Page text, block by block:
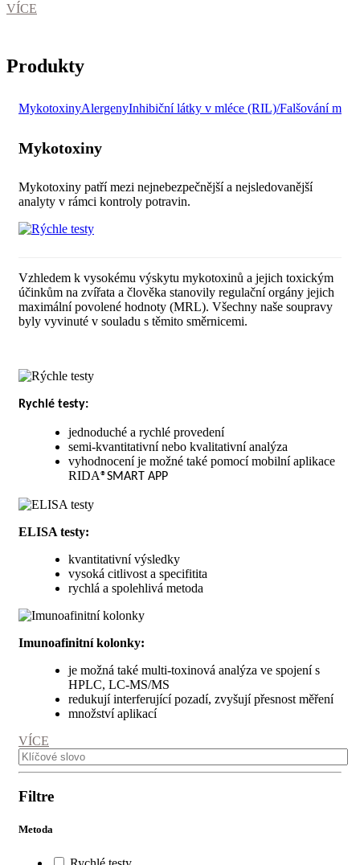
VÍCE
Produkty
MykotoxinyAlergenyInhibiční látky v mléce (RIL)/Falšování
Mykotoxiny
Mykotoxiny patří mezi nejnebezpečnější a nejsledovanější
analyty v rámci kontroly potravin.
Vzhledem k vysokému výskytu mykotoxinů a jejich toxickým
účinkům na zvířata a člověka stanovily regulační orgány jejich
maximální povolené hodnoty (MRL). Všechny naše soupravy
byly vyvinuté v souladu s těmito směrnicemi.
Rychlé testy:
jednoduché a rychlé provedení
semi-kvantitativní nebo kvalitativní analýza
vyhodnocení je možné také pomocí mobilní aplikace
RIDA®SMART APP
ELISA testy:
kvantitativní výsledky
vysoká citlivost a specifitita
rychlá a spolehlivá metoda
Imunoafinitní kolonky:
je možná také multi-toxinová analýza ve spojení s
HPLC, LC-MS/MS
redukují interferující pozadí, zvyšují přesnost měření
množství aplikací​​​​
VÍCE
Filtre
Metoda